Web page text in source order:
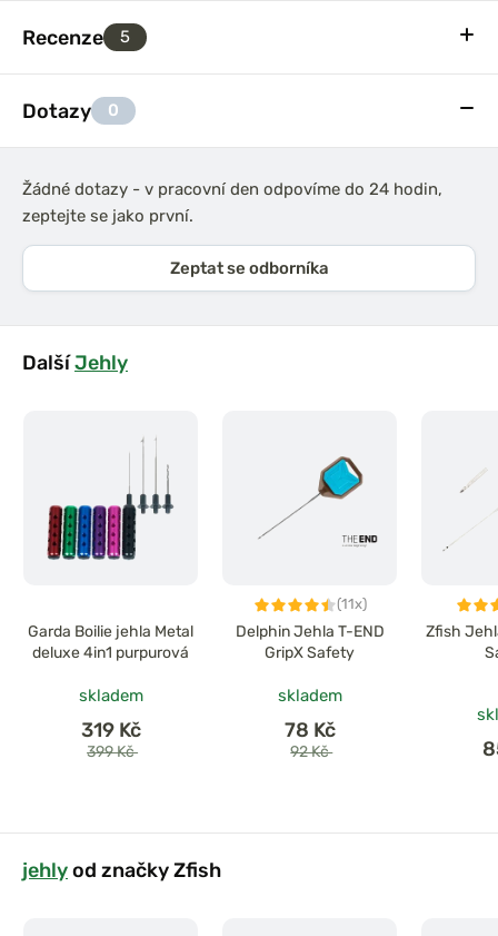
Recenze 5
Dotazy 0
Žádné dotazy - v pracovní den odpovíme do 24 hodin,
zeptejte se jako první.
Zeptat se odborníka
DalšíJehly
Garda Boilie jehla Metal
deluxe 4in1 purpurová
skladem
319 Kč
399 Kč
(11x)
Delphin Jehla T-END
GripX Safety
skladem
78 Kč
92 Kč
Zfish
jehlyod značky Zfish